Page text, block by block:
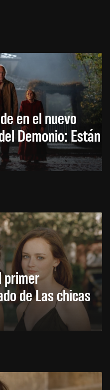
en el nuevo
Demonio: Están
primer
de Las chicas